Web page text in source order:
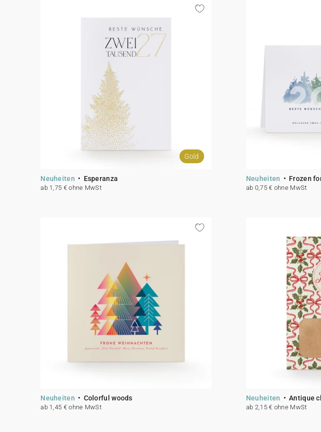
Gold
Neuheiten Esperanza
ab 1,75 € ohne MwSt
Neuheiten Frozen
ab 0,75 € ohne MwSt
Neuheiten Colorful woods
ab 1,45 € ohne MwSt
Neuheiten Antique
ab 2,15 € ohne MwSt